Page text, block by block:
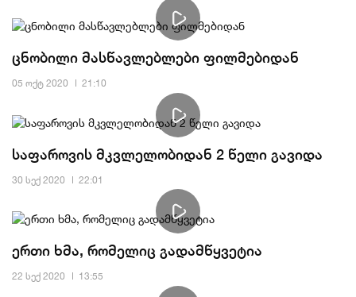
ცნობილი მასწავლებლები ფილმებიდან
05 ოქტ 2020 21:10
საფაროვის მკვლელობიდან 2 წელი გავიდა
30 სექ 2020 22:01
ერთი ხმა, რომელიც გადამწყვეტია
22 სექ 2020 13:55